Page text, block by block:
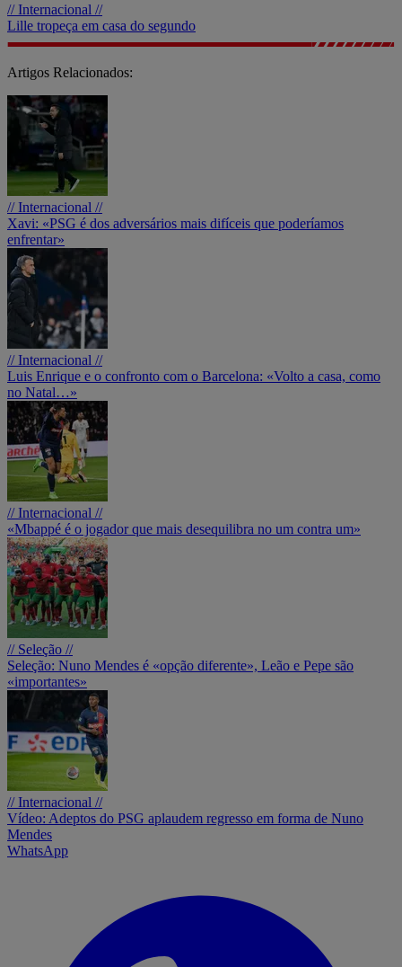
// Internacional //
Lille tropeça em casa do segundo
Artigos Relacionados:
// Internacional //
Xavi: «PSG é dos adversários mais difíceis que poderíamos
enfrentar»
// Internacional //
Luis Enrique e o confronto com o Barcelona: «Volto a casa, como
no Natal…»
// Internacional //
«Mbappé é o jogador que mais desequilibra no um contra um»
// Seleção //
Seleção: Nuno Mendes é «opção diferente», Leão e Pepe são
«importantes»
// Internacional //
Vídeo: Adeptos do PSG aplaudem regresso em forma de Nuno
Mendes
WhatsApp